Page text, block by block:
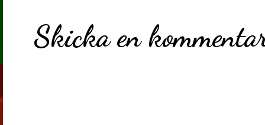
Skicka en